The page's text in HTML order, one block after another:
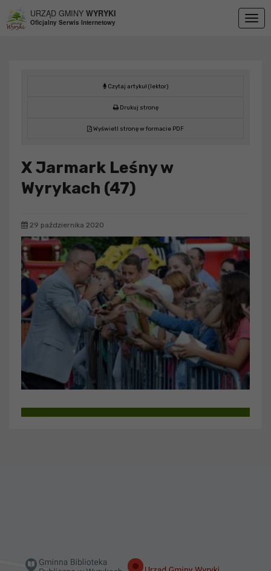
URZĄD GMINY WYRYKI
Oficjalny Serwis Internetowy
Czytaj artykuł (lektor)
Drukuj stronę
Wyświetl stronę w formacie PDF
X Jarmark Leśny w
Wyrykach (47)
29 października 2020